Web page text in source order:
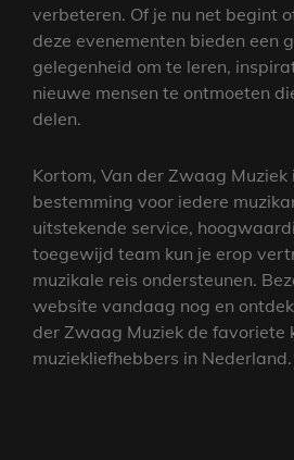
verbeteren. Of je nu net begint
deze evenementen bieden een
gelegenheid om te leren,
nieuwe mensen te ontmoeten
delen.
Kortom, Van der Zwaag Muziek
bestemming voor iedere
uitstekende service,
toegewijd team kun je erop
muzikale reis ondersteunen.
website vandaag nog en
der Zwaag Muziek de favoriete
muziekliefhebbers in Nederland.